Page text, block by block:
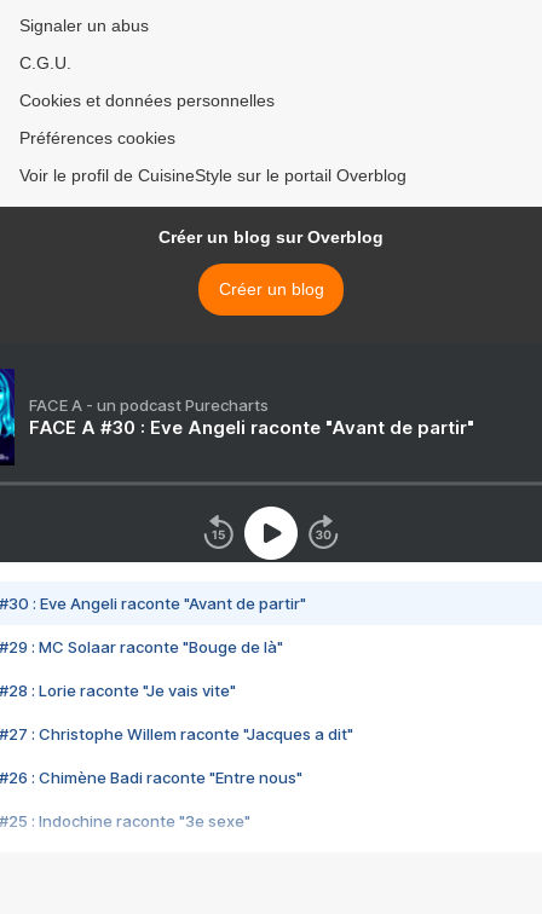
Signaler un abus
C.G.U.
Cookies et données personnelles
Préférences cookies
Voir le profil de CuisineStyle sur le portail Overblog
Créer un blog sur Overblog
Créer un blog
FACE A - un podcast Purecharts
FACE A #30 : Eve Angeli raconte "Avant de partir"
#30 : Eve Angeli raconte "Avant de partir"
#29 : MC Solaar raconte "Bouge de là"
#28 : Lorie raconte "Je vais vite"
#27 : Christophe Willem raconte "Jacques a dit"
#26 : Chimène Badi raconte "Entre nous"
#25 : Indochine raconte "3e sexe"